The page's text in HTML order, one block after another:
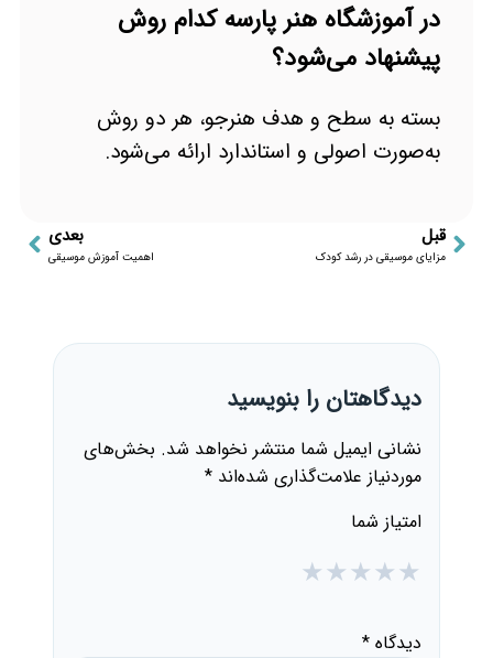
در آموزشگاه هنر پارسه کدام روش
پیشنهاد می‌شود؟
بسته به سطح و هدف هنرجو، هر دو روش
به‌صورت اصولی و استاندارد ارائه می‌شود.
قبل
مزایای موسیقی در رشد کودک
بعدی
اهمیت آموزش موسیقی
دیدگاهتان را بنویسید
نشانی ایمیل شما منتشر نخواهد شد. بخش‌های
موردنیاز علامت‌گذاری شده‌اند *
امتیاز شما
★★★★★
دیدگاه *